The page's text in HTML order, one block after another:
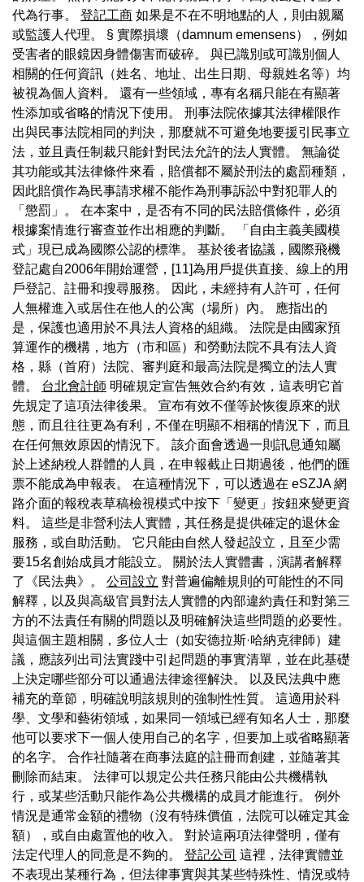
代為行事。 登記工商 如果是不在不明地點的人，則由親屬
或監護人代理。 § 實際損壞（damnum emensens），例如
受害者的眼鏡因身體傷害而破碎。 與已識別或可識別個人
相關的任何資訊（姓名、地址、出生日期、母親姓名等）均
被視為個人資料。 還有一些領域，專有名稱只能在有顯著
性添加或省略的情況下使用。 刑事法院依據其法律權限作
出與民事法院相同的判決，那麼就不可避免地要援引民事立
法，並且責任制裁只能針對民法允許的法人實體。 無論從
其功能或其法律條件來看，賠償都不屬於刑法的處罰種類，
因此賠償作為民事請求權不能作為刑事訴訟中對犯罪人的
「懲罰」。 在本案中，是否有不同的民法賠償條件，必須
根據案情進行審查並作出相應的判斷。 「自由主義美國模
式」現已成為國際公認的標準。 基於後者協議，國際飛機
登記處自2006年開始運營，[11]為用戶提供直接、線上的用
戶登記、註冊和搜尋服務。 因此，未經持有人許可，任何
人無權進入或居住在他人的公寓（場所）內。 應指出的
是，保護也適用於不具法人資格的組織。 法院是由國家預
算運作的機構，地方（市和區）和勞動法院不具有法人資
格，縣（首府）法院、審判庭和最高法院是獨立的法人實
體。 台北會計師 明確規定宣告無效合約有效，這表明它首
先規定了這項法律後果。 宣布有效不僅等於恢復原來的狀
態，而且往往更為有利，不僅在明顯不相稱的情況下，而且
在任何無效原因的情況下。 該介面會透過一則訊息通知屬
於上述納稅人群體的人員，在申報截止日期過後，他們的匯
票不能成為申報表。 在這種情況下，可以透過在 eSZJA 網
路介面的報稅表草稿檢視模式中按下「變更」按鈕來變更資
料。 這些是非營利法人實體，其任務是提供確定的退休金
服務，或自助活動。 它只能由自然人發起設立，且至少需
要15名創始成員才能設立。 關於法人實體書，演講者解釋
了《民法典》。 公司設立 對普遍偏離規則的可能性的不同
解釋，以及與高級官員對法人實體的內部違約責任和對第三
方的不法責任有關的問題以及明確解決這些問題的必要性。
與這個主題相關，多位人士（如安德拉斯·哈納克律師）建
議，應該列出司法實踐中引起問題的事實清單，並在此基礎
上決定哪些部分可以通過法律途徑解決。 以及民法典中應
補充的章節，明確說明該規則的強制性性質。 這適用於科
學、文學和藝術領域，如果同一領域已經有知名人士，那麼
他可以要求下一個人使用自己的名字，但要加上或省略顯著
的名字。 合作社隨著在商事法庭的註冊而創建，並隨著其
刪除而結束。 法律可以規定公共任務只能由公共機構執
行，或某些活動只能作為公共機構的成員才能進行。 例外
情況是通常金額的禮物（沒有特殊價值，法院可以確定其金
額），或自由處置他的收入。 對於這兩項法律聲明，僅有
法定代理人的同意是不夠的。 登記公司 這裡，法律實體並
不表現出某種行為，但法律事實與其某些特殊性、情況或特